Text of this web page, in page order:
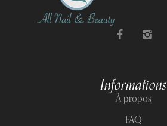
Informations
À propos
FAQ